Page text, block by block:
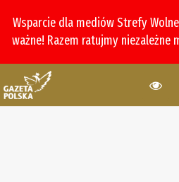
Wsparcie dla mediów Strefy
ważne! Razem ratujmy niezależne